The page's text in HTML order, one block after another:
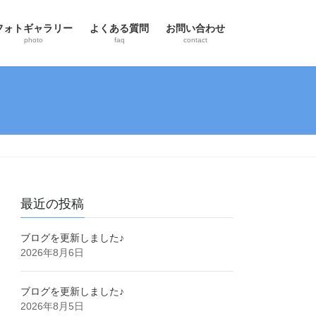
ォトギャラリー
photo
よくある質問
faq
お問い合わせ
contact
最近の投稿
ブログを更新しました♪
2026年8月6日
ブログを更新しました♪
2026年8月5日